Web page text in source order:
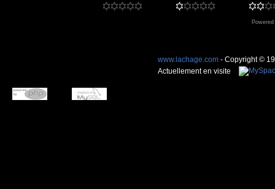
www.lachage.com - Copyright ©
Actuellement en visite